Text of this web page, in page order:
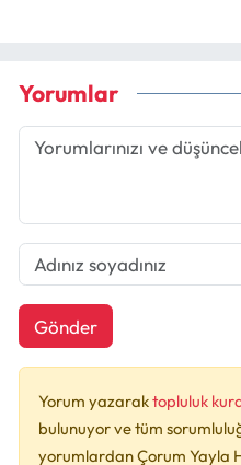
Yorumlar
Gönder
Yorum yazaraktopluluk
bulunuyor ve tüm
yorumlardan Çorum Yayla